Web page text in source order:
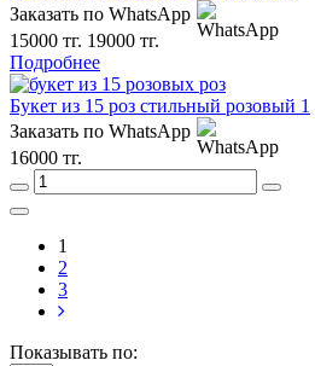
Заказать по WhatsApp
15000 тг. 19000 тг.
Подробнее
Букет из 15 роз стильный розовый 1
Заказать по WhatsApp
16000 тг.
1
2
3
Показывать по: